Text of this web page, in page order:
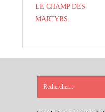
LE CHAMP DES
MARTYRS.